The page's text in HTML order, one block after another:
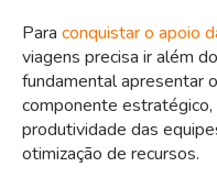
Para conquistar o apoio
viagens precisa ir além
fundamental apresentar
componente
produtividade das
otimização de recursos.